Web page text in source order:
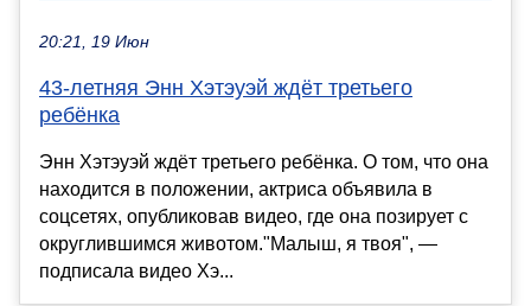
20:21, 19 Июн
43-летняя Энн Хэтэуэй ждёт третьего
ребёнка
Энн Хэтэуэй ждёт третьего ребёнка. О том, что она
находится в положении, актриса объявила в
соцсетях, опубликовав видео, где она позирует с
округлившимся животом."Малыш, я твоя", —
подписала видео Хэ...